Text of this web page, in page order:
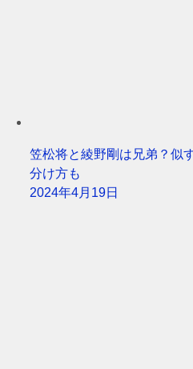
笠松将と綾野剛は兄弟？似
分け方も
2024年4月19日